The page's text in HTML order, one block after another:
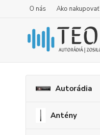
O nás Ako nakupovať
Autorádia
Antény